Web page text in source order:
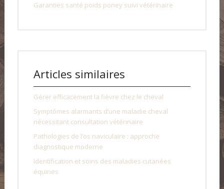
Garanties santé poids poney suivi vétérinaire
Articles similaires
Gérer efficacement la fièvre chez le cheval
Symptômes alarmants d’une maladie cheval
nécessitant consultation vétérinaire
Pathologies de l’os naviculaire : approche
diagnostique moderne
Identification et soins des maladies cutanées
équines